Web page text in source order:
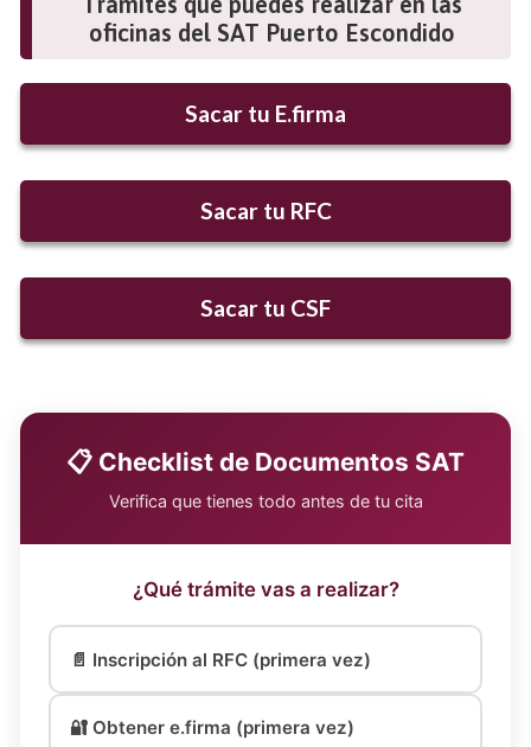
oficinas del SAT Puerto Escondido
Sacar tu E.firma
Sacar tu RFC
Sacar tu CSF
📋 Checklist de Documentos SAT
Verifica que tienes todo antes de tu cita
¿Qué trámite vas a realizar?
📄 Inscripción al RFC (primera vez)
🔐 Obtener e.firma (primera vez)